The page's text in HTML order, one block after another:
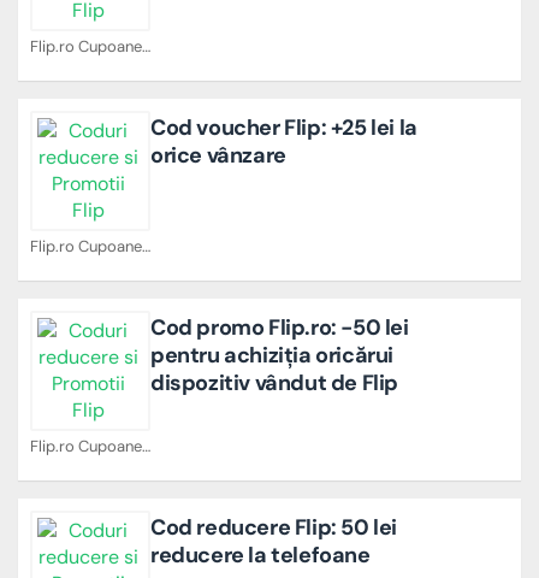
Flip.ro Cupoane
Flip.ro Cupoane
Cod voucher Flip: +25 lei la
orice vânzare
Flip.ro Cupoane
Cod promo Flip.ro: -50 lei
pentru achiziția oricărui
dispozitiv vândut de Flip
Cod reducere Flip: 50 lei
reducere la telefoane